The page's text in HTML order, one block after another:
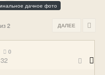
дачное фото
ДАЛЕЕ
2
0